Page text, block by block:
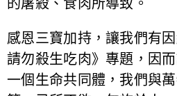
的屠殺、食肉所導致。
感恩三寶加持，讓我們有
請勿殺生吃肉》專題，因
一個生命共同體，我們與